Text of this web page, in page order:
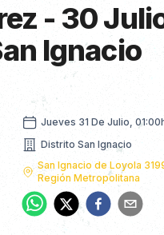
- 30
Ignacio
jueves 31 de julio,
Jueves 31 De Julio,
Nombre dirección
Distrito San Ignacio
Dirección
San Ignacio de Loyola
Región Metropolitana